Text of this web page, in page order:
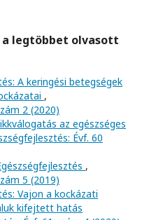
a legtöbbet olvasott
A keringési betegségek
,
2 (2020)
az egészséges
Évf. 60
,
5 (2019)
Vajon a kockázati
kifejtett hatás